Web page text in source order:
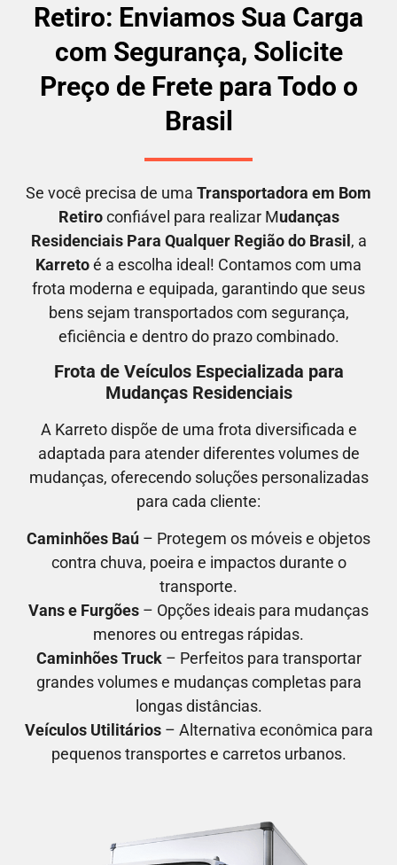
Retiro: Enviamos Sua Carga
com Segurança, Solicite
Preço de Frete para Todo o
Brasil
Se você precisa de uma Transportadora em Bom
Retiroconfiável para realizar Mudanças
Residenciais Para Qualquer Região do Brasil , a
Karretoé a escolha ideal! Contamos com uma
frota moderna e equipada, garantindo que seus
bens sejam transportados com segurança,
eficiência e dentro do prazo combinado.
Frota de Veículos Especializada para
Mudanças Residenciais
A Karreto dispõe de uma frota diversificada e
adaptada para atender diferentes volumes de
mudanças, oferecendo soluções personalizadas
para cada cliente:
Caminhões Baú – Protegem os móveis e objetos
contra chuva, poeira e impactos durante o
transporte.
Vans e Furgões – Opções ideais para mudanças
menores ou entregas rápidas.
Caminhões Truck– Perfeitos para transportar
grandes volumes e mudanças completas para
longas distâncias.
Veículos Utilitários– Alternativa econômica para
pequenos transportes e carretos urbanos.